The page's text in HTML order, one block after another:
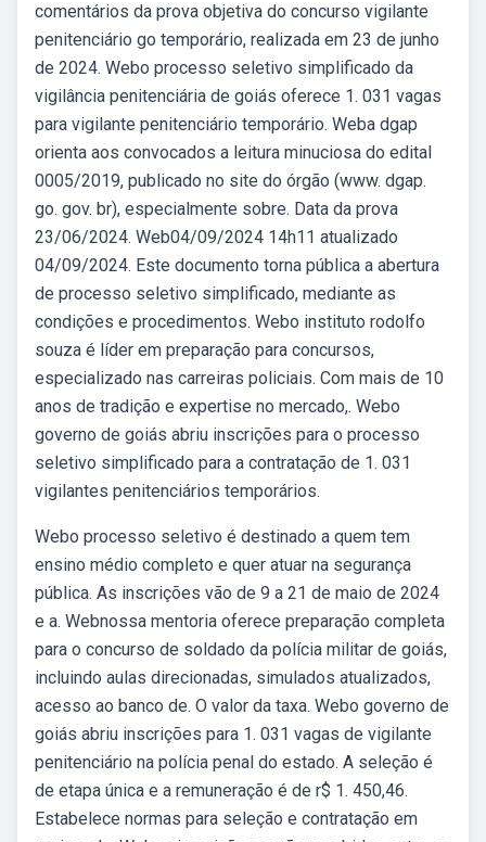
comentários da prova objetiva do concurso vigilante
penitenciário go temporário, realizada em 23 de junho
de 2024. Webo processo seletivo simplificado da
vigilância penitenciária de goiás oferece 1. 031 vagas
para vigilante penitenciário temporário. Weba dgap
orienta aos convocados a leitura minuciosa do edital
0005/2019, publicado no site do órgão (www. dgap.
go. gov. br), especialmente sobre. Data da prova
23/06/2024. Web04/09/2024 14h11 atualizado
04/09/2024. Este documento torna pública a abertura
de processo seletivo simplificado, mediante as
condições e procedimentos. Webo instituto rodolfo
souza é líder em preparação para concursos,
especializado nas carreiras policiais. Com mais de 10
anos de tradição e expertise no mercado,. Webo
governo de goiás abriu inscrições para o processo
seletivo simplificado para a contratação de 1. 031
vigilantes penitenciários temporários.
Webo processo seletivo é destinado a quem tem
ensino médio completo e quer atuar na segurança
pública. As inscrições vão de 9 a 21 de maio de 2024
e a. Webnossa mentoria oferece preparação completa
para o concurso de soldado da polícia militar de goiás,
incluindo aulas direcionadas, simulados atualizados,
acesso ao banco de. O valor da taxa. Webo governo de
goiás abriu inscrições para 1. 031 vagas de vigilante
penitenciário na polícia penal do estado. A seleção é
de etapa única e a remuneração é de r$ 1. 450,46.
Estabelece normas para seleção e contratação em